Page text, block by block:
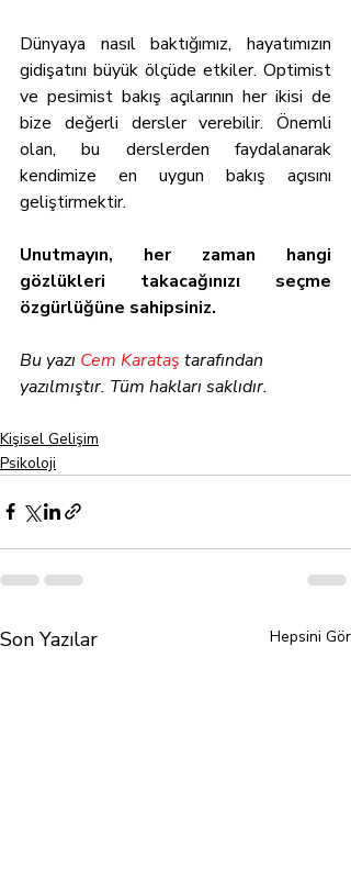
Dünyaya nasıl baktığımız, hayatımızın
gidişatını büyük ölçüde etkiler. Optimist
ve pesimist bakış açılarının her ikisi de
bize değerli dersler verebilir. Önemli
olan, bu derslerden faydalanarak
kendimize en uygun bakış açısını
geliştirmektir.
Unutmayın, her zaman hangi
gözlükleri takacağınızı seçme
özgürlüğüne sahipsiniz.
Bu yazı Cem Karataş tarafından
yazılmıştır. Tüm hakları saklıdır.
Kişisel Gelişim
Psikoloji
Son Yazılar Hepsini Gör